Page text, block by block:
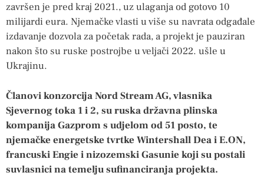
završen je pred kraj 2021., uz ulaganja od gotovo 10
milijardi eura. Njemačke vlasti u više su navrata odgađale
izdavanje dozvola za početak rada, a projekt je pauziran
nakon što su ruske postrojbe u veljači 2022. ušle u
Ukrajinu.
Članovi konzorcija Nord Stream AG, vlasnika
Sjevernog toka 1 i 2, su ruska državna plinska
kompanija Gazprom s udjelom od 51 posto, te
njemačke energetske tvrtke Wintershall Dea i E.ON,
francuski Engie i nizozemski Gasunie koji su postali
suvlasnici na temelju sufinanciranja projekta.